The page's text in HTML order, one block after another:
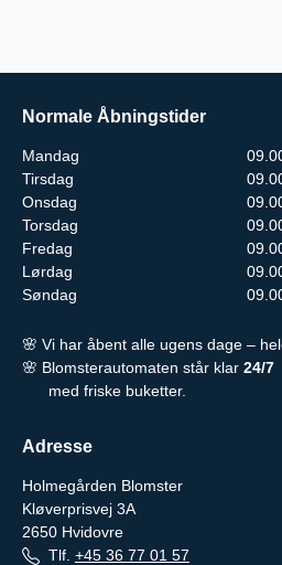
Normale Åbningstider
Mandag
Tirsdag
Onsdag
Torsdag
Fredag
Lørdag
Søndag
🌸 Vi har åbent alle ugens dage –
🌸 Blomsterautomaten står klar 24/7
med friske buketter.
Adresse
Holmegården Blomster
Kløverprisvej 3A
2650 Hvidovre
Tlf. +45 36 77 01 57